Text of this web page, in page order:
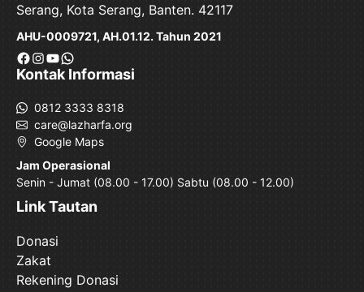
Serang, Kota Serang, Banten. 42117
AHU-0009721, AH.01.12. Tahun 2021
Facebook
Instagram
YouTube
WhatsApp
Kontak Informasi
0812 3333 8318
care@lazharfa.org
Google Maps
Jam Operasional
Senin - Jumat (08.00 - 17.00) Sabtu (08.00 - 12.00)
Link Tautan
Donasi
Zakat
Rekening Donasi